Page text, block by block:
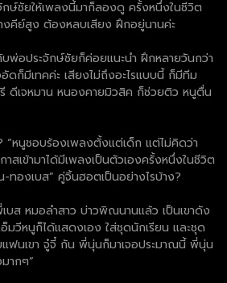
ษ์ชัยให้เพลงนี้มาก็ลองดู ครั้งหนึ่งในชีวิต
คีย์สูง ต้องหลบเสียง ฝึกอยู่นานค่ะ
พ่อประจักษ์ชัยก็ค่อยแนะนำ ฝึกหลายวันกว่า
ดก็มีเทคค่ะ เสียงไม่ถึงอะไรแบบนี้ ก็มีทีม
ดีเจหมาน หนองคายมิวสิค ก็ช่วยติว หนูตื่น
“หนูชอบร้องเพลงตั้งแต่เด็ก แต่ไม่คิดว่า
เข้ามาได้มีเพลงเป็นตัวเองครั้งหนึ่งในชีวิต
-ทองเบส” คู่จิ้นฮอตเป็นอย่างไรบ้าง?
ส หมอลำสาว บ่าวพิณนานแล้ว เป็นเขาดัง
มวีหนูก็ได้แสดงเอง ใส่ชุดนักเรียน และชุด
บแฟนเขา จู๋จี๋ กัน พี่นุ่นก็มาเจอประมาณนี้ พี่นุ่น
ากๆ”